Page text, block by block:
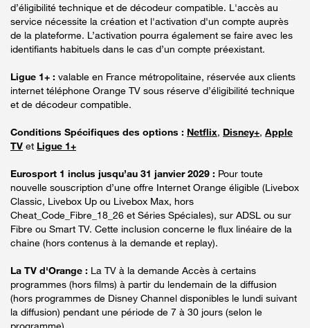
d’éligibilité technique et de décodeur compatible. L'accès au
service nécessite la création et l'activation d'un compte auprès
de la plateforme. L’activation pourra également se faire avec les
identifiants habituels dans le cas d’un compte préexistant.
Ligue 1+ : valable en France métropolitaine, réservée aux clients
internet téléphone Orange TV sous réserve d’éligibilité technique
et de décodeur compatible.
Conditions Spécifiques des options : Netflix, Disney+, Apple
TV et Ligue 1+
Eurosport 1 inclus jusqu’au 31 janvier 2029 : Pour toute
nouvelle souscription d’une offre Internet Orange éligible (Livebox
Classic, Livebox Up ou Livebox Max, hors
Cheat_Code_Fibre_18_26 et Séries Spéciales), sur ADSL ou sur
Fibre ou Smart TV. Cette inclusion concerne le flux linéaire de la
chaine (hors contenus à la demande et replay).
La TV d'Orange : La TV à la demande Accès à certains
programmes (hors films) à partir du lendemain de la diffusion
(hors programmes de Disney Channel disponibles le lundi suivant
la diffusion) pendant une période de 7 à 30 jours (selon le
programme).